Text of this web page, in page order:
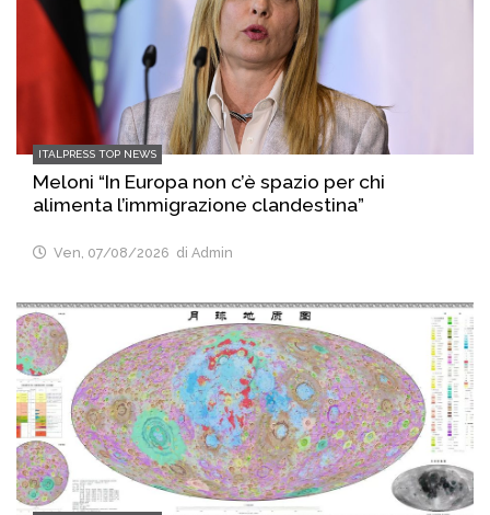
ITALPRESS TOP NEWS
Meloni “In Europa non c’è spazio per chi
alimenta l’immigrazione clandestina”
Ven, 07/08/2026 di Admin